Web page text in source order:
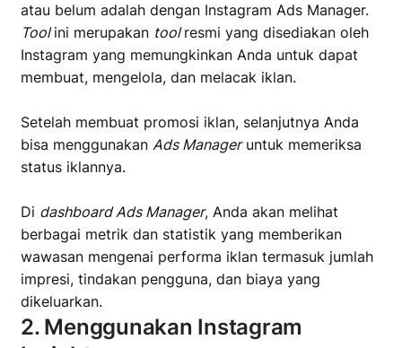
atau belum adalah dengan Instagram Ads Manager.
Toolini merupakan toolresmi yang disediakan oleh
Instagram yang memungkinkan Anda untuk dapat
membuat, mengelola, dan melacak iklan.
Setelah membuat promosi iklan, selanjutnya Anda
bisa menggunakan Ads Manageruntuk memeriksa
status iklannya.
Di dashboard Ads Manager, Anda akan melihat
berbagai metrik dan statistik yang memberikan
wawasan mengenai performa iklan termasuk jumlah
impresi, tindakan pengguna, dan biaya yang
dikeluarkan.
2. Menggunakan Instagram